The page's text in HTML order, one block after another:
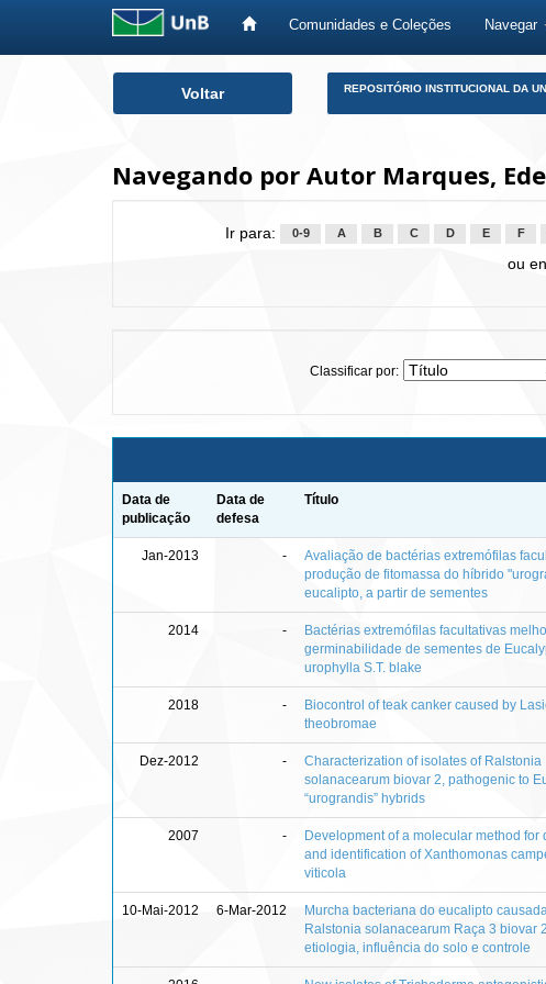
Comunidades e Coleções Navegar
Voltar REPOSITÓRIO INSTITUCIONAL DA
Navegando por Autor Marques,
Ir para: 0-9 A B C D E F
ou
Classificar por:
Data de
publicação
Data de
defesa
Título
Jan-2013 -
Avaliação de bactérias extremófilas
produção de fitomassa do híbrido
eucalipto, a partir de sementes
2014 -
Bactérias extremófilas facultativas
germinabilidade de sementes de
urophylla S.T. blake
2018 -
Biocontrol of teak canker caused by
theobromae
Dez-2012 -
Characterization of isolates of Ralstonia
solanacearum biovar 2, pathogenic to
“urograndis” hybrids
2007 -
Development of a molecular method for
and identification of Xanthomonas
viticola
10-Mai-2012 6-Mar-2012
Murcha bacteriana do eucalipto
Ralstonia solanacearum Raça 3 biovar
etiologia, influência do solo e controle